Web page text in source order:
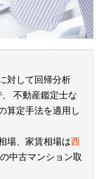
対して回帰分析
不動産鑑定士な
算定手法を適用し
場、家賃相場は西
中古マンション取